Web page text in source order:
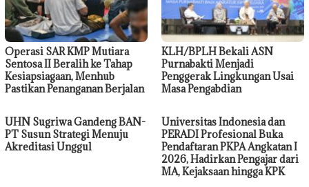
Operasi SAR KMP Mutiara
Sentosa II Beralih ke Tahap
Kesiapsiagaan, Menhub
Pastikan Penanganan Berjalan
KLH/BPLH Bekali ASN
Purnabakti Menjadi
Penggerak Lingkungan Usai
Masa Pengabdian
UHN Sugriwa Gandeng BAN-
PT Susun Strategi Menuju
Akreditasi Unggul
Universitas Indonesia dan
PERADI Profesional Buka
Pendaftaran PKPA Angkatan I
2026, Hadirkan Pengajar dari
MA, Kejaksaan hingga KPK